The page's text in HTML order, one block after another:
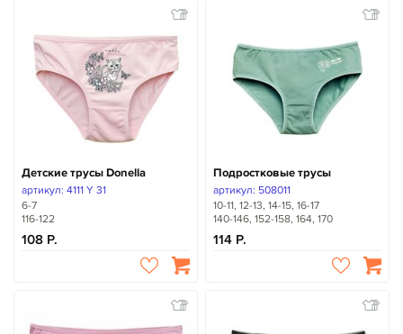
Детские трусы Donella
артикул: 4111 Y 31
6-7
116-122
108
Подростковые трусы
артикул: 508011
10-11, 12-13, 14-15, 16-17
140-146, 152-158, 164, 170
114